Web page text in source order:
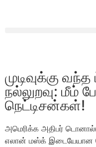
முடிவுக்கு
நல்லுறவு: மீம்
நெட்டிசன்கள்!
அமெரிக்க அதிபர்
எலான் மஸ்க் இடையேயான